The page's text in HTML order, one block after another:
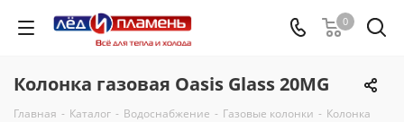
0
Колонка газовая Oasis Glass 20MG
Главная - Каталог - Водоснабжение - Газовые колонки - Колонка